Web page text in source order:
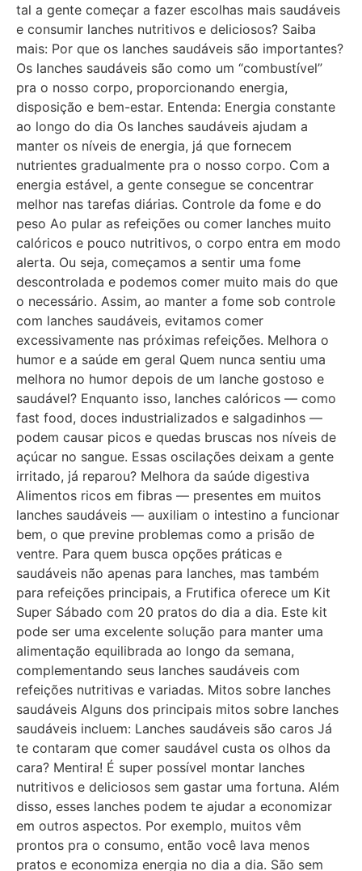
tal a gente começar a fazer escolhas mais saudáveis
e consumir lanches nutritivos e deliciosos? Saiba
mais: Por que os lanches saudáveis são importantes?
Os lanches saudáveis são como um “combustível”
pra o nosso corpo, proporcionando energia,
disposição e bem-estar. Entenda: Energia constante
ao longo do dia Os lanches saudáveis ajudam a
manter os níveis de energia, já que fornecem
nutrientes gradualmente pra o nosso corpo. Com a
energia estável, a gente consegue se concentrar
melhor nas tarefas diárias. Controle da fome e do
peso Ao pular as refeições ou comer lanches muito
calóricos e pouco nutritivos, o corpo entra em modo
alerta. Ou seja, começamos a sentir uma fome
descontrolada e podemos comer muito mais do que
o necessário. Assim, ao manter a fome sob controle
com lanches saudáveis, evitamos comer
excessivamente nas próximas refeições. Melhora o
humor e a saúde em geral Quem nunca sentiu uma
melhora no humor depois de um lanche gostoso e
saudável? Enquanto isso, lanches calóricos — como
fast food, doces industrializados e salgadinhos —
podem causar picos e quedas bruscas nos níveis de
açúcar no sangue. Essas oscilações deixam a gente
irritado, já reparou? Melhora da saúde digestiva
Alimentos ricos em fibras — presentes em muitos
lanches saudáveis — auxiliam o intestino a funcionar
bem, o que previne problemas como a prisão de
ventre. Para quem busca opções práticas e
saudáveis não apenas para lanches, mas também
para refeições principais, a Frutifica oferece um Kit
Super Sábado com 20 pratos do dia a dia. Este kit
pode ser uma excelente solução para manter uma
alimentação equilibrada ao longo da semana,
complementando seus lanches saudáveis com
refeições nutritivas e variadas. Mitos sobre lanches
saudáveis Alguns dos principais mitos sobre lanches
saudáveis incluem: Lanches saudáveis são caros Já
te contaram que comer saudável custa os olhos da
cara? Mentira! É super possível montar lanches
nutritivos e deliciosos sem gastar uma fortuna. Além
disso, esses lanches podem te ajudar a economizar
em outros aspectos. Por exemplo, muitos vêm
prontos pra o consumo, então você lava menos
pratos e economiza energia no dia a dia. São sem